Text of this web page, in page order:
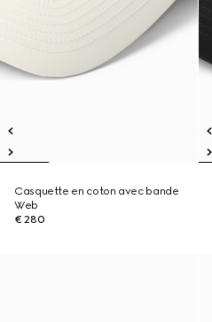
Casquette en coton avec bande
Web
€ 280